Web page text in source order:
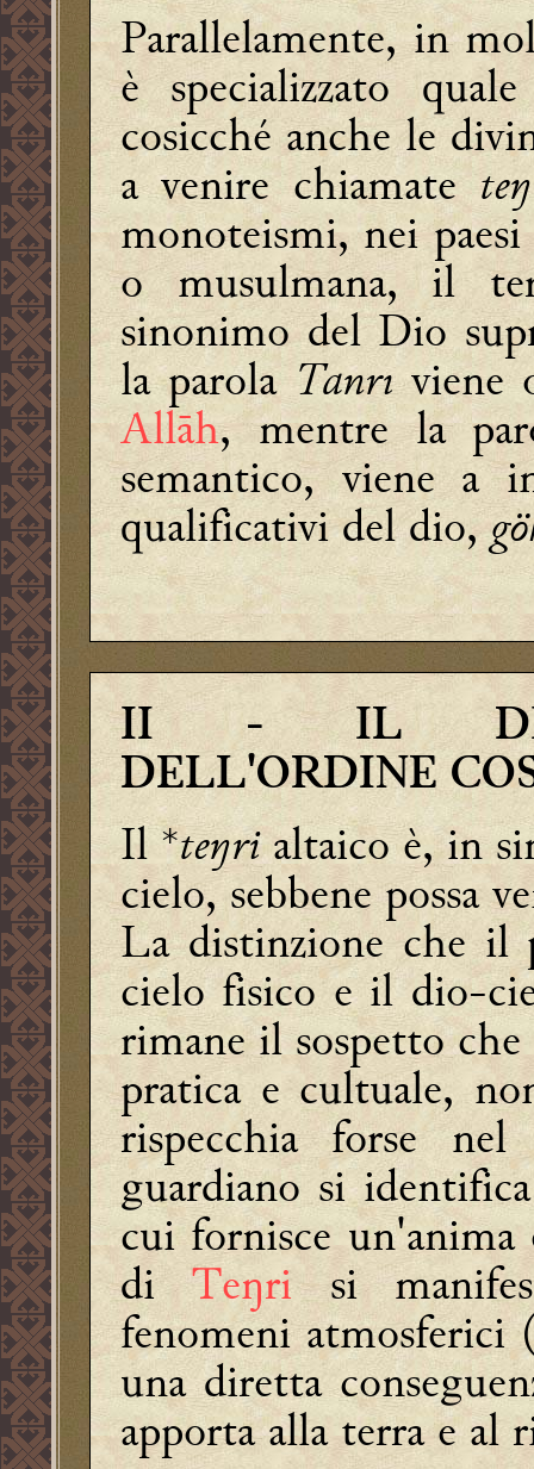
Parallelamente, in
è specializzato
cosicché anche le
a venire chiamate
monoteismi, nei
o musulmana, il
sinonimo del Dio
la parolaTanrıviene
Allāh, mentre la
semantico, viene a
qualificativi del dio,
II - IL DIO-
DELL'ORDINE
Il *teŋrialtaico è, in
cielo, sebbene possa
La distinzione che il
cielo fisico e il dio-
rimane il sospetto
pratica e cultuale,
rispecchia forse
guardiano si
cui fornisce
diTeŋrisi
fenomeni
una diretta
apporta alla terra e al